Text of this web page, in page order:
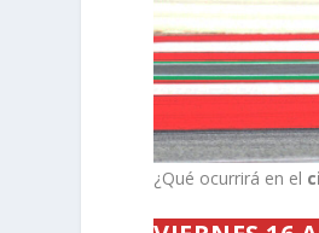
¿Qué ocurrirá en el